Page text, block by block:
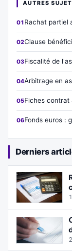
AUTRES
Rachat partiel
Clause
Fiscalité de
Arbitrage en
Fiches contrat
Fonds euros :
Derniers